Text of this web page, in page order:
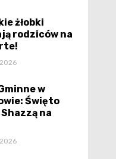
żłobki
rodziców na
w
Święto
na